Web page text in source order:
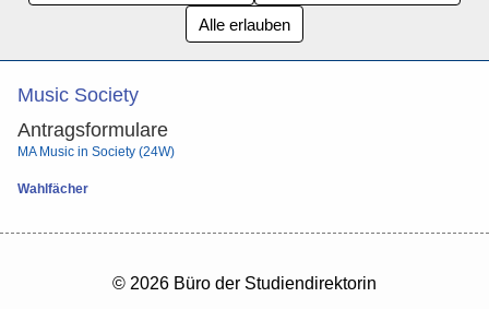
Alle erlauben
Music Society
Antragsformulare
MA Music in Society (24W)
Wahlfächer
© 2026 Büro der Studiendirektorin